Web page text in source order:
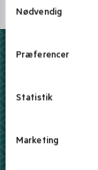
m
Nødvendig
Præferencer
Statistik
Marketing
Derfor har
5 stjerner på
Hos os handler du